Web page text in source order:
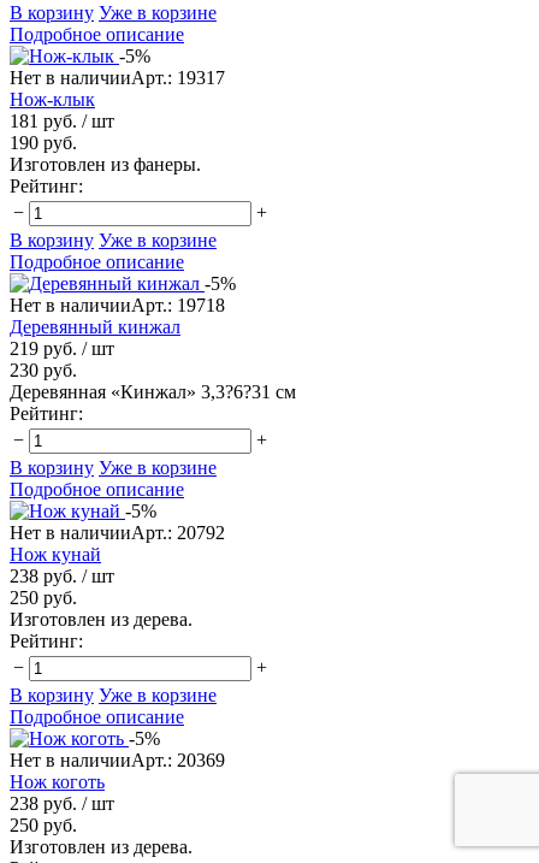
В корзину Уже в корзине
Подробное описание
-5%
Нет в наличииАрт.: 19317
Нож-клык
181 руб. / шт
190 руб.
Изготовлен из фанеры.
Рейтинг:
−
+
В корзину Уже в корзине
Подробное описание
-5%
Нет в наличииАрт.: 19718
Деревянный кинжал
219 руб. / шт
230 руб.
Деревянная «Кинжал» 3,3?6?31 см
Рейтинг:
−
+
В корзину Уже в корзине
Подробное описание
-5%
Нет в наличииАрт.: 20792
Нож кунай
238 руб. / шт
250 руб.
Изготовлен из дерева.
Рейтинг:
−
+
В корзину Уже в корзине
Подробное описание
-5%
Нет в наличииАрт.: 20369
Нож коготь
238 руб. / шт
250 руб.
Изготовлен из дерева.